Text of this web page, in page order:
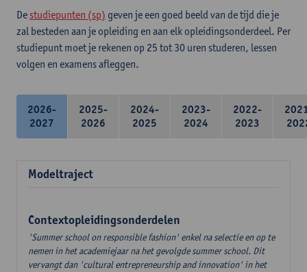
De studiepunten (sp) geven je een goed beeld van de tijd die je
zal besteden aan je opleiding en aan elk opleidingsonderdeel. Per
studiepunt moet je rekenen op 25 tot 30 uren studeren, lessen
volgen en examens afleggen.
2026-
2027
2025-
2026
2024-
2025
2023-
2024
2022-
2023
Modeltraject
Contextopleidingsonderdelen
'Summer school on responsible fashion' enkel na selectie en op te
nemen in het academiejaar na het gevolgde summer school. Dit
vervangt dan 'cultural entrepreneurship and innovation' in het